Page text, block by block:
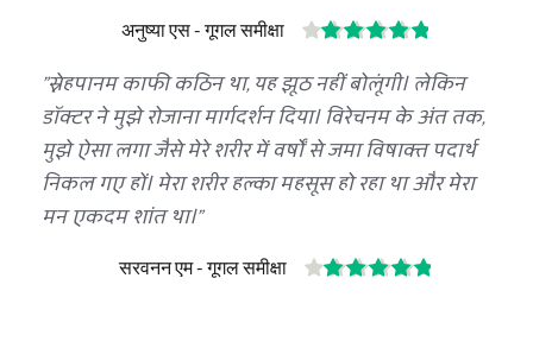
अनुष्या एस - गूगल समीक्षा
"स्नेहपानम काफी कठिन था, यह झूठ नहीं बोलूंगी। लेकिन
डॉक्टर ने मुझे रोजाना मार्गदर्शन दिया। विरेचनम के अंत तक,
मुझे ऐसा लगा जैसे मेरे शरीर में वर्षों से जमा विषाक्त पदार्थ
निकल गए हों। मेरा शरीर हल्का महसूस हो रहा था और मेरा
मन एकदम शांत था।"
सरवनन एम - गूगल समीक्षा